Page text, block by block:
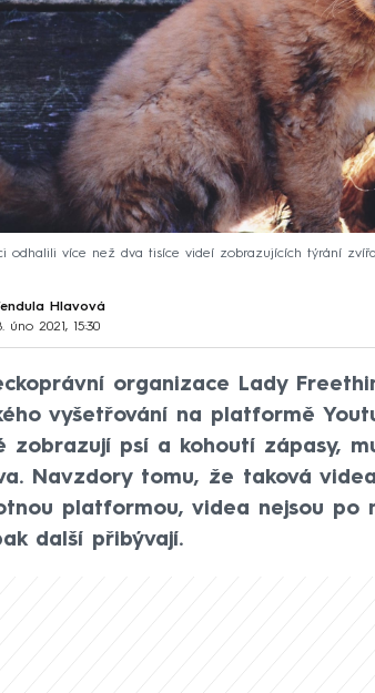
odhalili více než dva tisíce videí zobrazujících týrání
Hlavová
úno 2021, 15:30
organizace Lady
vyšetřování na platformě
zobrazují psí a kohoutí zápasy,
Navzdory tomu, že taková
platformou, videa nejsou po
další přibývají.